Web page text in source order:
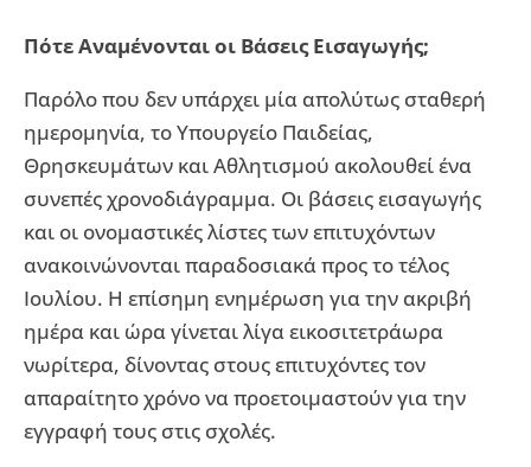
Πότε Αναμένονται οι Βάσεις Εισαγωγής;
Παρόλο που δεν υπάρχει μία απολύτως σταθερή
ημερομηνία, το Υπουργείο Παιδείας,
Θρησκευμάτων και Αθλητισμού ακολουθεί ένα
συνεπές χρονοδιάγραμμα. Οι βάσεις εισαγωγής
και οι ονομαστικές λίστες των επιτυχόντων
ανακοινώνονται παραδοσιακά προς το τέλος
Ιουλίου. Η επίσημη ενημέρωση για την ακριβή
ημέρα και ώρα γίνεται λίγα εικοσιτετράωρα
νωρίτερα, δίνοντας στους επιτυχόντες τον
απαραίτητο χρόνο να προετοιμαστούν για την
εγγραφή τους στις σχολές.